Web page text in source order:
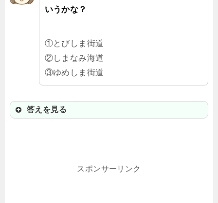
いうかな？
①とびしま街道
②しまなみ海道
③ゆめしま街道
答えを見る
自動車だけでなく、自転車でも渡れ
スポンサーリンク